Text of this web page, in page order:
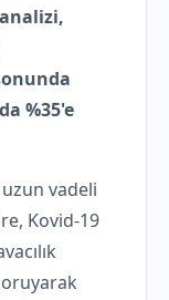
%35'e
vadeli
Kovid-19